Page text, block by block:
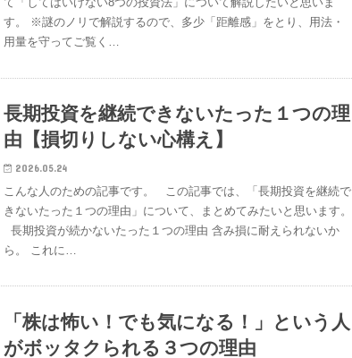
す。 ※謎のノリで解説するので、多少「距離感」をとり、用法・
用量を守ってご覧く…
長期投資を継続できないたった１つの理
由【損切りしない心構え】
2026.05.24
こんな人のための記事です。 この記事では、「長期投資を継続で
きないたった１つの理由」について、まとめてみたいと思います。
長期投資が続かないたった１つの理由 含み損に耐えられないか
ら。 これに…
「株は怖い！でも気になる！」という人
がボッタクられる３つの理由